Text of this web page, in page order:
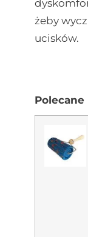
żeby
ucisków.